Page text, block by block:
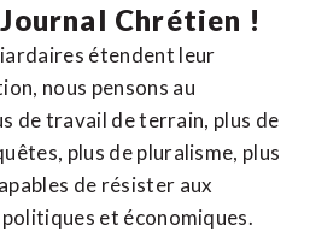
Chrétien !
étendent leur
nous pensons au
de travail de terrain, plus de
plus de pluralisme, plus
de résister aux
et économiques.